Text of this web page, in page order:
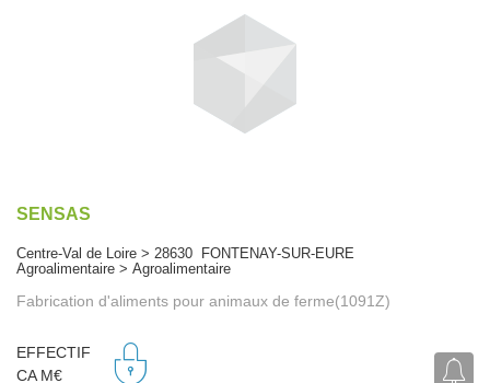
SENSAS
Centre-Val de Loire > 28630 FONTENAY-SUR-EURE
Agroalimentaire > Agroalimentaire
Fabrication d'aliments pour animaux de ferme(1091Z)
EFFECTIF
CA M€